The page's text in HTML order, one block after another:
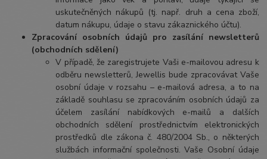
uskutečněných nákupů (tj. např. druh a cena zboží,
datum nákupu, údaje o stavu zákaznického účtu).
Zpracování osobních údajů pro zasílání newsletterů
(obchodních sdělení)
V případě, že zaregistrujete Vaši e-mailovou adresu k
odběru newsletterů, Jewellis bude zpracovávat Vaše
osobní údaje v rozsahu – e-mailová adresa, a to na
základě souhlasu se zpracováním osobních údajů za
účelem zasílání nabídkových e-mailů a dalších
obchodních sdělení prostřednictvím elektronických
prostředků dle zákona č. 480/2004 Sb., o některých
službách informační společnosti. Vaše Osobní údaje